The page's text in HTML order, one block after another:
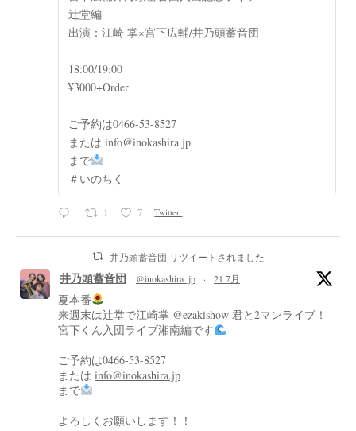
辻堂編
出演：江崎 掌×宮下広輔/井乃頭蓄音団
18:00/19:00
¥3000+Order
ご予約は0466-53-8527
または info@inokashira.jp
まで
＃いのちく
1 7 Twitter
井乃頭蓄音団 リツイートされました
井乃頭蓄音団 @inokashira_jp · 21 7月
夏本番
来週末は辻堂で江崎掌 @ezakishow 君と2マンライブ！
宮下くん入団ライブ湘南編です
ご予約は0466-53-8527
または info@inokashira.jp
まで
よろしくお願いします！！